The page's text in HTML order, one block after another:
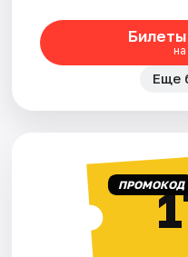
на
Еще
ПРОМОКОД